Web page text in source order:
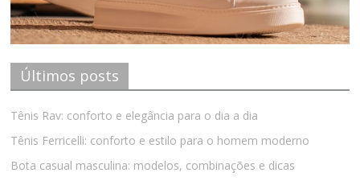
Últimos posts
Tênis Rav: conforto e elegância para o dia a dia
Tênis Ferricelli: conforto e estilo para o homem moderno
Bota casual masculina: modelos, combinações e dicas